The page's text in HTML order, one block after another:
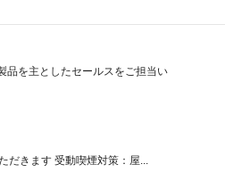
品を主としたセールスをご担当い
きます 受動喫煙対策：屋...